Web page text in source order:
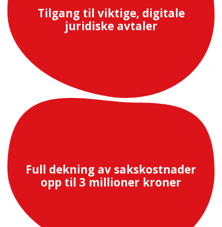
Tilgang til viktige, digitale
juridiske avtaler
Full dekning av sakskostnader
opp til 3 millioner kroner